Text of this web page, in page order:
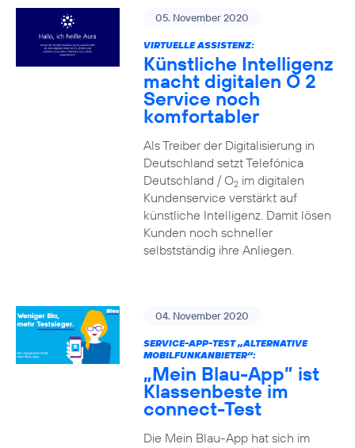
05. November 2020
VIRTUELLE ASSISTENZ:
Künstliche Intelligenz
macht digitalen O 2
Service noch
komfortabler
Als Treiber der Digitalisierung in
Deutschland setzt Telefónica
Deutschland / O2im digitalen
Kundenservice verstärkt auf
künstliche Intelligenz. Damit lösen
Kunden noch schneller
selbstständig ihre Anliegen.
04. November 2020
SERVICE-APP-TEST „ALTERNATIVE
MOBILFUNKANBIETER“:
„Mein Blau-App” ist
Klassenbeste im
connect-Test
Die Mein Blau-App hat sich im